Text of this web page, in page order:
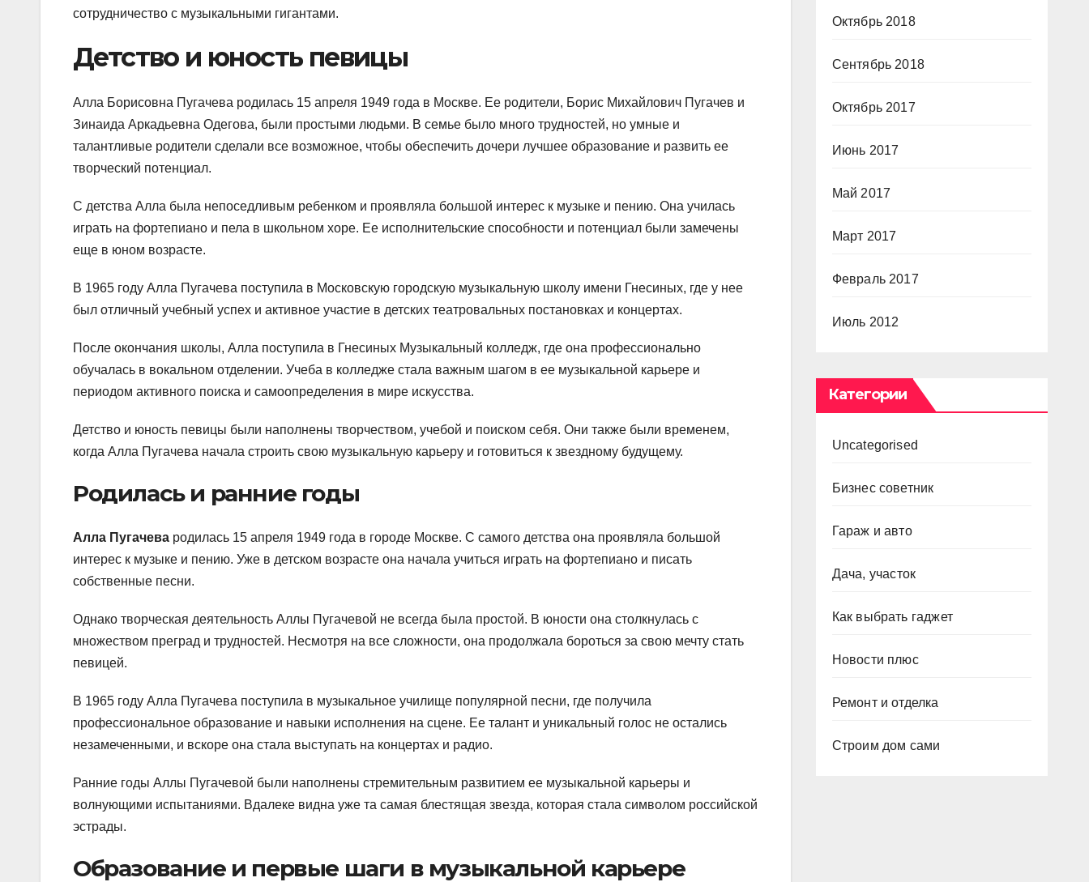
сотрудничество с музыкальными гигантами.
Детство и юность певицы
Алла Борисовна Пугачева родилась 15 апреля 1949 года в Москве. Ее родители, Борис Михайлович Пугачев и
Зинаида Аркадьевна Одегова, были простыми людьми. В семье было много трудностей, но умные и
талантливые родители сделали все возможное, чтобы обеспечить дочери лучшее образование и развить ее
творческий потенциал.
С детства Алла была непоседливым ребенком и проявляла большой интерес к музыке и пению. Она училась
играть на фортепиано и пела в школьном хоре. Ее исполнительские способности и потенциал были замечены
еще в юном возрасте.
В 1965 году Алла Пугачева поступила в Московскую городскую музыкальную школу имени Гнесиных, где у нее
был отличный учебный успех и активное участие в детских театровальных постановках и концертах.
После окончания школы, Алла поступила в Гнесиных Музыкальный колледж, где она профессионально
обучалась в вокальном отделении. Учеба в колледже стала важным шагом в ее музыкальной карьере и
периодом активного поиска и самоопределения в мире искусства.
Детство и юность певицы были наполнены творчеством, учебой и поиском себя. Они также были временем,
когда Алла Пугачева начала строить свою музыкальную карьеру и готовиться к звездному будущему.
Родилась и ранние годы
Алла Пугачева родилась 15 апреля 1949 года в городе Москве. С самого детства она проявляла большой
интерес к музыке и пению. Уже в детском возрасте она начала учиться играть на фортепиано и писать
собственные песни.
Однако творческая деятельность Аллы Пугачевой не всегда была простой. В юности она столкнулась с
множеством преград и трудностей. Несмотря на все сложности, она продолжала бороться за свою мечту стать
певицей.
В 1965 году Алла Пугачева поступила в музыкальное училище популярной песни, где получила
профессиональное образование и навыки исполнения на сцене. Ее талант и уникальный голос не остались
незамеченными, и вскоре она стала выступать на концертах и радио.
Ранние годы Аллы Пугачевой были наполнены стремительным развитием ее музыкальной карьеры и
волнующими испытаниями. Вдалеке видна уже та самая блестящая звезда, которая стала символом российской
эстрады.
Образование и первые шаги в музыкальной карьере
Октябрь 2018
Сентябрь 2018
Октябрь 2017
Июнь 2017
Май 2017
Март 2017
Февраль 2017
Июль 2012
Категории
Uncategorised
Бизнес советник
Гараж и авто
Дача, участок
Как выбрать гаджет
Новости плюс
Ремонт и отделка
Строим дом сами